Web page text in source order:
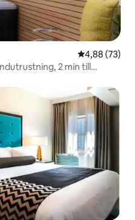
4,88 av 5 i
4,88 (73)
2 min till